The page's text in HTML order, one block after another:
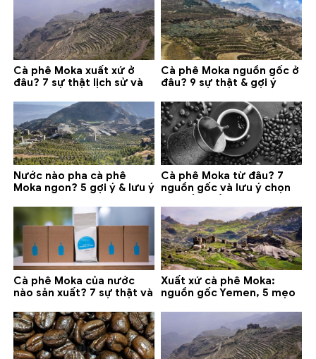
Cà phê Moka xuất xứ ở
đâu? 7 sự thật lịch sử và
Cà phê Moka nguồn gốc ở
đâu? 9 sự thật & gợi ý
Nước nào pha cà phê
Moka ngon? 5 gợi ý & lưu ý
Cà phê Moka từ đâu? 7
nguồn gốc và lưu ý chọn
Cà phê Moka của nước
nào sản xuất? 7 sự thật và
Xuất xứ cà phê Moka:
nguồn gốc Yemen, 5 mẹo